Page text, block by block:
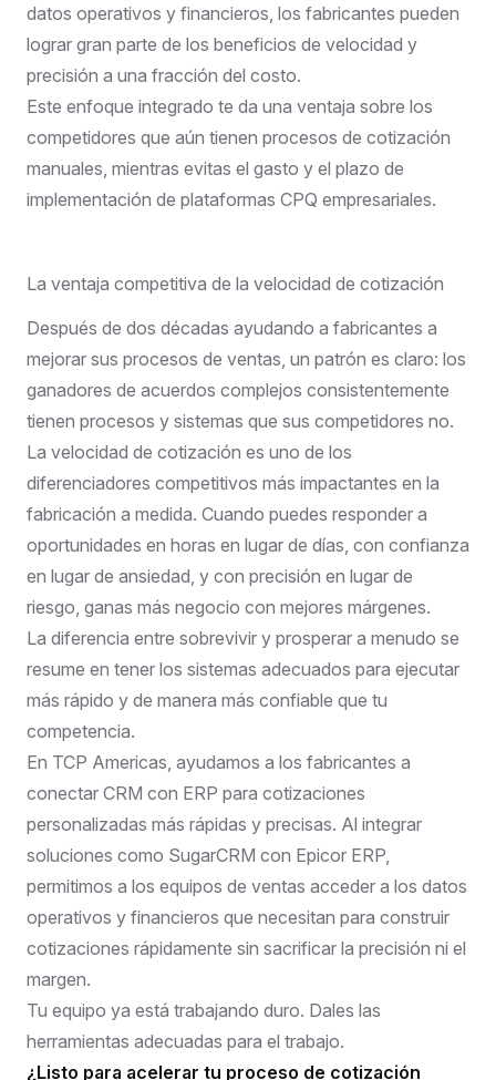
datos operativos y financieros, los fabricantes pueden
lograr gran parte de los beneficios de velocidad y
precisión a una fracción del costo.
Este enfoque integrado te da una ventaja sobre los
competidores que aún tienen procesos de cotización
manuales, mientras evitas el gasto y el plazo de
implementación de plataformas CPQ empresariales.
La ventaja competitiva de la velocidad de cotización
Después de dos décadas ayudando a fabricantes a
mejorar sus procesos de ventas, un patrón es claro: los
ganadores de acuerdos complejos consistentemente
tienen procesos y sistemas que sus competidores no.
La velocidad de cotización es uno de los
diferenciadores competitivos más impactantes en la
fabricación a medida. Cuando puedes responder a
oportunidades en horas en lugar de días, con confianza
en lugar de ansiedad, y con precisión en lugar de
riesgo, ganas más negocio con mejores márgenes.
La diferencia entre sobrevivir y prosperar a menudo se
resume en tener los sistemas adecuados para ejecutar
más rápido y de manera más confiable que tu
competencia.
En TCP Americas, ayudamos a los fabricantes a
conectar CRM con ERP para cotizaciones
personalizadas más rápidas y precisas. Al integrar
soluciones como SugarCRM con Epicor ERP,
permitimos a los equipos de ventas acceder a los datos
operativos y financieros que necesitan para construir
cotizaciones rápidamente sin sacrificar la precisión ni el
margen.
Tu equipo ya está trabajando duro. Dales las
herramientas adecuadas para el trabajo.
¿Listo para acelerar tu proceso de cotización